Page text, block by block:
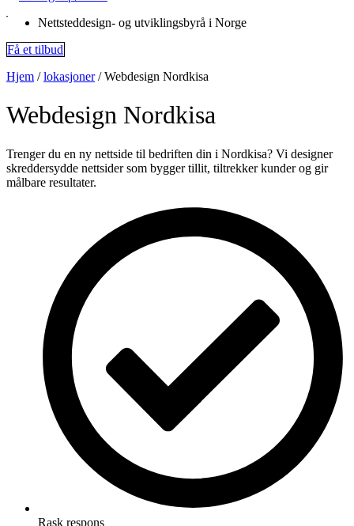
Nettsteddesign- og utviklingsbyrå i Norge
Få et tilbud
Hjem /lokasjoner/Webdesign Nordkisa
Webdesign Nordkisa
Trenger du en ny nettside til bedriften din i Nordkisa? Vi designer
skreddersydde nettsider som bygger tillit, tiltrekker kunder og gir
målbare resultater.
Rask respons